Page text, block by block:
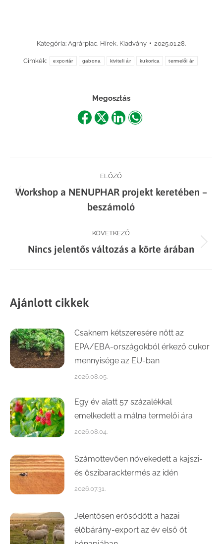
Kategória: Agrárpiac, Hírek, Kiadvány 2025.01.28.
Címkék: exportár gabona kiviteli ár kukorica termelői ár
Megosztás
ShareShareShareShare
navigation
ELŐZŐ
Previous
post:
Workshop a NENUPHAR projekt keretében –
beszámoló
KÖVETKEZŐ
Next
Nincs jelentős változás a körte árában
Ajánlott cikkek
Csaknem kétszeresére nőtt az
EPA/EBA-országokból érkező cukor
mennyisége az EU-ban
2026.08.05.
Egy év alatt 57 százalékkal
emelkedett a málna termelői ára
2026.08.04.
Számottevően növekedett a kajszi-
és őszibaracktermés az idén
2026.07.31.
Jelentősen erősödött a hazai
élőbárány-export az év első öt